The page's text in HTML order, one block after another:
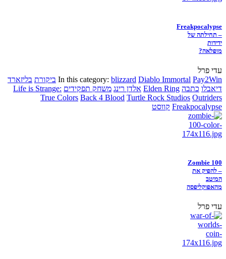
Freakpocalypse
– תחילתה של
ידידות
מופלאה?
עדי פרל
In this category: blizzard Diablo Immortal Pay2Win ביקורת בליזארד
דיאבלו כתבה Elden Ring אלדן רינג משחק תפקידים Life is Strange:
True Colors Back 4 Blood Turtle Rock Studios Outriders
Freakpocalypse קווסט
Zombie 100
– להפיק את
המיטב
מהאפוקליפסה
עדי פרל